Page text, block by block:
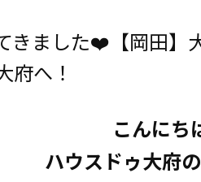
きました❤️【岡田】
府へ！
こんにち
ハウスドゥ大府の